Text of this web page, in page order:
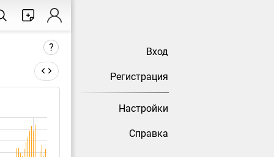
Вход
Регистрация
Настройки
Справка
?